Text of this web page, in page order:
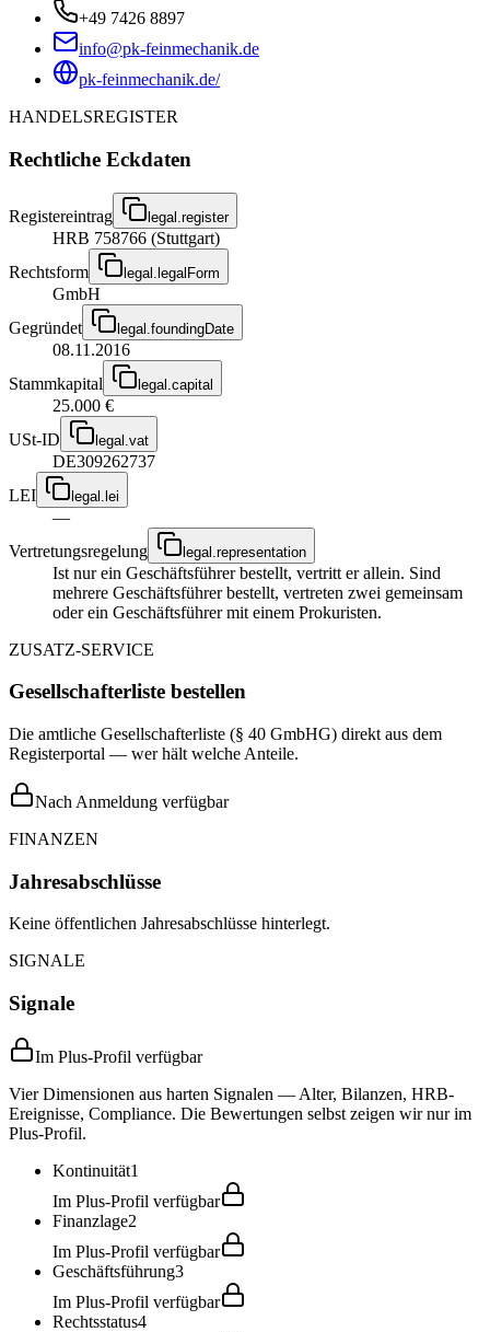
+49 7426 8897
info@pk-feinmechanik.de
pk-feinmechanik.de/
HANDELSREGISTER
Rechtliche Eckdaten
Registereintrag legal.register
HRB 758766 (Stuttgart)
Rechtsform
legal.legalForm
GmbH
Gegründet
legal.foundingDate
08.11.2016
Stammkapital
legal.capital
25.000 €
USt-ID
legal.vat
DE309262737
LEI
legal.lei
—
Vertretungsregelung
legal.representation
Ist nur ein Geschäftsführer bestellt, vertritt er allein. Sind
mehrere Geschäftsführer bestellt, vertreten zwei gemeinsam
oder ein Geschäftsführer mit einem Prokuristen.
ZUSATZ-SERVICE
Gesellschafterliste bestellen
Die amtliche Gesellschafterliste (§ 40 GmbHG) direkt aus dem
Registerportal — wer hält welche Anteile.
Nach Anmeldung verfügbar
FINANZEN
Jahresabschlüsse
Keine öffentlichen Jahresabschlüsse hinterlegt.
SIGNALE
Signale
Im Plus-Profil verfügbar
Vier Dimensionen aus harten Signalen — Alter, Bilanzen, HRB-
Ereignisse, Compliance. Die Bewertungen selbst zeigen wir nur im
Plus-Profil.
Kontinuität1
Im Plus-Profil verfügbar
Finanzlage2
Im Plus-Profil verfügbar
Geschäftsführung3
Im Plus-Profil verfügbar
Rechtsstatus4